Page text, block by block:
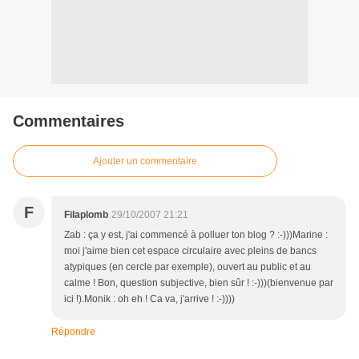
Commentaires
Ajouter un commentaire
F Filaplomb 29/10/2007 21:21
Zab : ça y est, j'ai commencé à polluer ton blog ? :-)))Marine :
moi j'aime bien cet espace circulaire avec pleins de bancs
atypiques (en cercle par exemple), ouvert au public et au
calme ! Bon, question subjective, bien sûr ! :-)))(bienvenue par
ici !).Monik : oh eh ! Ca va, j'arrive ! :-))))
Répondre